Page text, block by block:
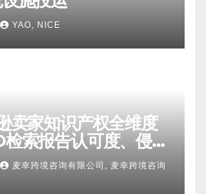
YAO, NICE
卖家知识产权全维度
索报告认可度、侵权
应诉方法及服务商
略
麦幸跨境咨询有限公司, 麦幸跨境咨询